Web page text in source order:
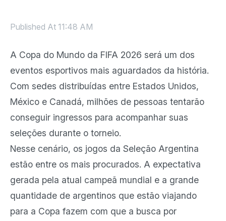
Published At 11:48 AM
A Copa do Mundo da FIFA 2026 será um dos
eventos esportivos mais aguardados da história.
Com sedes distribuídas entre Estados Unidos,
México e Canadá, milhões de pessoas tentarão
conseguir ingressos para acompanhar suas
seleções durante o torneio.
Nesse cenário, os jogos da Seleção Argentina
estão entre os mais procurados. A expectativa
gerada pela atual campeã mundial e a grande
quantidade de argentinos que estão viajando
para a Copa fazem com que a busca por